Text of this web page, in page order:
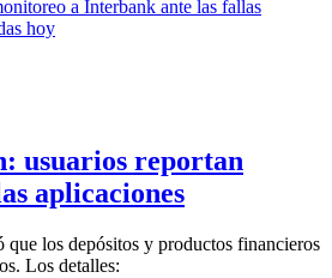
usuarios reportan
aplicaciones
los depósitos y productos financieros
Los detalles: